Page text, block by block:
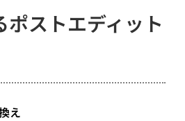
ポストエディット
え